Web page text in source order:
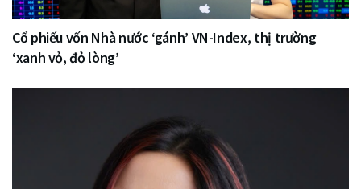
Cổ phiếu vốn Nhà nước ‘gánh’ VN-Index, thị trường
‘xanh vỏ, đỏ lòng’